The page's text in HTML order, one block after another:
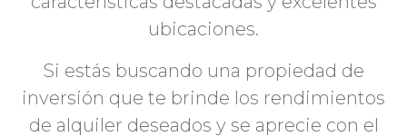
ubicaciones.
Si estás buscando una propiedad de
inversión que te brinde los rendimientos
de alquiler deseados y se aprecie con el